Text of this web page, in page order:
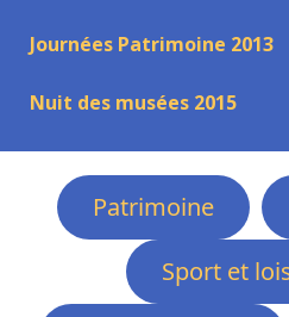
Journées Patrimoine 2013
Nuit des musées 2015
Patrimoine
Sport et